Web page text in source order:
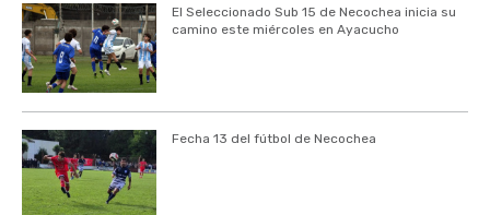
El Seleccionado Sub 15 de Necochea inicia su
camino este miércoles en Ayacucho
Fecha 13 del fútbol de Necochea